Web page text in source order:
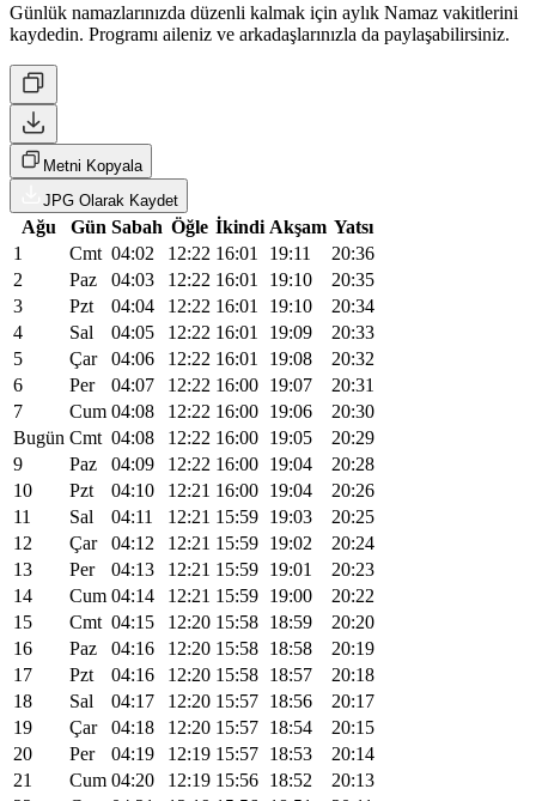
Günlük namazlarınızda düzenli kalmak için aylık Namaz vakitlerini
kaydedin. Programı aileniz ve arkadaşlarınızla da paylaşabilirsiniz.
Metni Kopyala
JPG Olarak Kaydet
Ağu Gün Sabah Öğle İkindi Akşam Yatsı
1
Cmt 04:02 12:22 16:01 19:11
20:36
2
Paz 04:03 12:22 16:01 19:10
20:35
3
Pzt 04:04 12:22 16:01 19:10
20:34
4
Sal 04:05 12:22 16:01 19:09
20:33
5
Çar 04:06 12:22 16:01 19:08
20:32
6
Per 04:07 12:22 16:00 19:07
20:31
7
Cum 04:08 12:22 16:00 19:06
20:30
Bugün Cmt 04:08 12:22 16:00 19:05
20:29
9
Paz 04:09 12:22 16:00 19:04
20:28
10
Pzt 04:10 12:21 16:00 19:04
20:26
11
Sal 04:11 12:21 15:59 19:03
20:25
12
Çar 04:12 12:21 15:59 19:02
20:24
13
Per 04:13 12:21 15:59 19:01
20:23
14
Cum 04:14 12:21 15:59 19:00
20:22
15
Cmt 04:15 12:20 15:58 18:59
20:20
16
Paz 04:16 12:20 15:58 18:58
20:19
17
Pzt 04:16 12:20 15:58 18:57
20:18
18
Sal 04:17 12:20 15:57 18:56
20:17
19
Çar 04:18 12:20 15:57 18:54
20:15
20
Per 04:19 12:19 15:57 18:53
20:14
21
Cum 04:20 12:19 15:56 18:52
20:13